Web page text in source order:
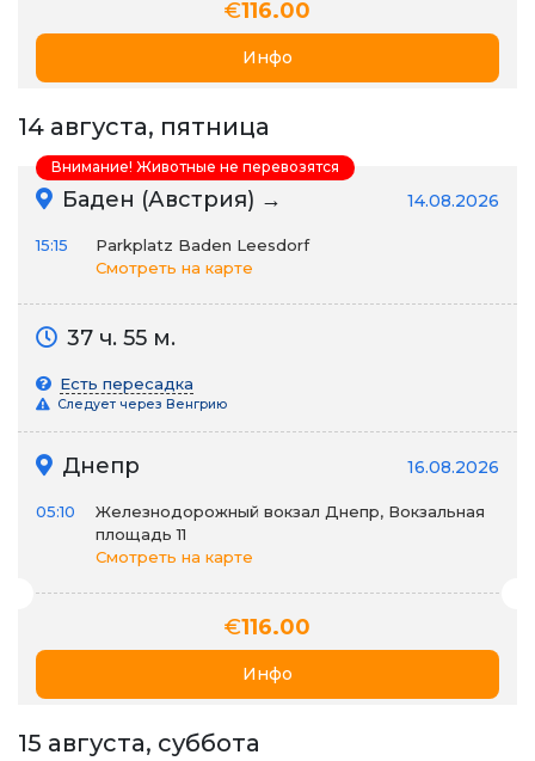
€116.00
Инфо
14 августа, пятница
Баден (Австрия) → 14.08.2026
15:15
Parkplatz Baden Leesdorf
Смотреть на карте
37 ч. 55 м.
Есть пересадка
Следует через Венгрию
Днепр 16.08.2026
05:10
Железнодорожный вокзал Днепр, Вокзальная
площадь 11
Смотреть на карте
€116.00
Инфо
Внимание! Животные не перевозятся
15 августа, суббота